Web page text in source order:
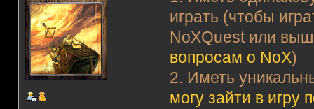
играть (чтобы
NoXQuest или
вопросам о NoX)
2. Иметь
могу зайти в